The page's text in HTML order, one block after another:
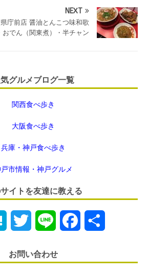
NEXT
庁前店 醤油とんこつ味和歌
おでん（関東煮）・半チャン
グルメブログ一覧
関西食べ歩き
大阪食べ歩き
兵庫・神戸食べ歩き
市情報・神戸グルメ
イトを友達に教える
t i n c
お問い合わせ